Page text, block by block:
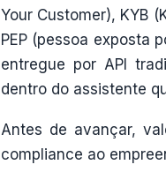
Your Customer), KYB
PEP (pessoa exposta
entregue por API
dentro do assistente
Antes de avançar,
compliance ao